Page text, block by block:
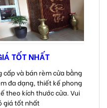
TỐT NHẤT
cấp và bán rèm cửa bằng
đa dạng, thiết kế phong
theo kích thước cửa. Vui
giá tốt nhất